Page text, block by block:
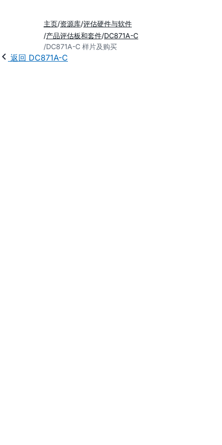
主页 资源库 评估硬件与软件
产品评估板和套件 DC871A-C
DC871A-C 样片及购买
返回 DC871A-C